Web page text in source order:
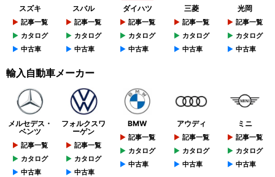
スズキ
記事一覧
カタログ
中古車
スバル
記事一覧
カタログ
中古車
ダイハツ
記事一覧
カタログ
中古車
三菱
記事一覧
カタログ
中古車
光岡
記事一覧
カタログ
中古車
輸入自動車メーカー
メルセデス・
ベンツ
記事一覧
カタログ
中古車
フォルクスワ
ーゲン
記事一覧
カタログ
中古車
BMW
記事一覧
カタログ
中古車
アウディ
記事一覧
カタログ
中古車
ミニ
記事一覧
カタログ
中古車